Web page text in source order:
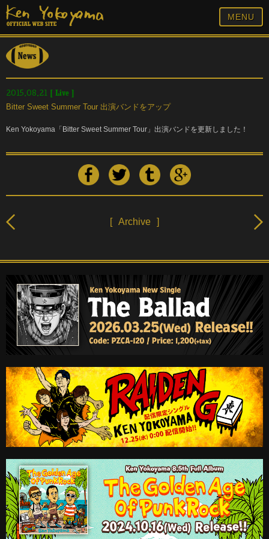
MENU
2015.08.21 [ Live ]
Bitter Sweet Summer Tour 出演バンドをアップ
Ken Yokoyama「Bitter Sweet Summer Tour」出演バンドを更新しました！
[ Archive ]